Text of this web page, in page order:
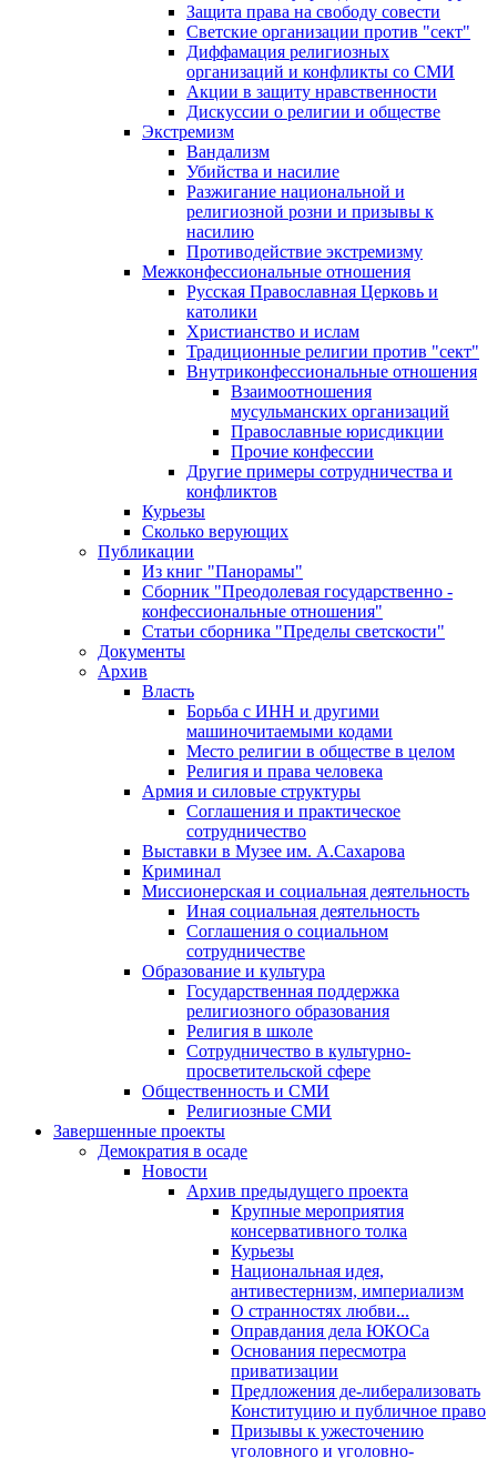
Защита права на свободу совести
Светские организации против "сект"
Диффамация религиозных
организаций и конфликты со СМИ
Акции в защиту нравственности
Дискуссии о религии и обществе
Экстремизм
Вандализм
Убийства и насилие
Разжигание национальной и
религиозной розни и призывы к
насилию
Противодействие экстремизму
Межконфессиональные отношения
Русская Православная Церковь и
католики
Христианство и ислам
Традиционные религии против "сект"
Внутриконфессиональные отношения
Взаимоотношения
мусульманских организаций
Православные юрисдикции
Прочие конфессии
Другие примеры сотрудничества и
конфликтов
Курьезы
Сколько верующих
Публикации
Из книг "Панорамы"
Сборник "Преодолевая государственно -
конфессиональные отношения"
Статьи сборника "Пределы светскости"
Документы
Архив
Власть
Борьба с ИНН и другими
машиночитаемыми кодами
Место религии в обществе в целом
Религия и права человека
Армия и силовые структуры
Соглашения и практическое
сотрудничество
Выставки в Музее им. А.Сахарова
Криминал
Миссионерская и социальная деятельность
Иная социальная деятельность
Соглашения о социальном
сотрудничестве
Образование и культура
Государственная поддержка
религиозного образования
Религия в школе
Сотрудничество в культурно-
просветительской сфере
Общественность и СМИ
Религиозные СМИ
Завершенные проекты
Демократия в осаде
Новости
Архив предыдущего проекта
Крупные мероприятия
консервативного толка
Курьезы
Национальная идея,
антивестернизм, империализм
О странностях любви...
Оправдания дела ЮКОСа
Основания пересмотра
приватизации
Предложения де-либерализовать
Конституцию и публичное право
Призывы к ужесточению
уголовного и уголовно-